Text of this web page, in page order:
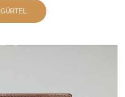
GÜRTEL